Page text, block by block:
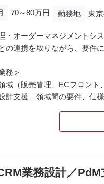
70～80万円 勤務地 東
・オーダーマネジメントシ
の連携を取りながら、要件
務＞
域（販売管理、ECフロン
計支援、領域間の要件、仕
CRM業務設計／